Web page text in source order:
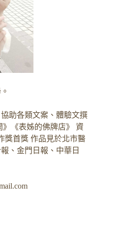
助各類文案、體驗文撰
《表姊的佛牌店》 資
獎首獎 作品見於北市醫
、金門日報、中華日